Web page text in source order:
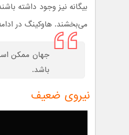
بیگانه نیز وجود داشته
می‌بخشند. هاوکینگ در
جهان ممکن
باشد.
نیروی ضعیف